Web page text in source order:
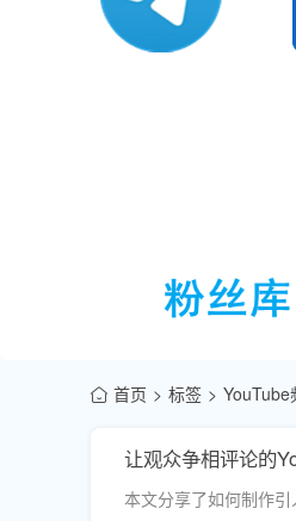
首页 标签 YouTube
让观众争相评论的
本文分享了如何制作